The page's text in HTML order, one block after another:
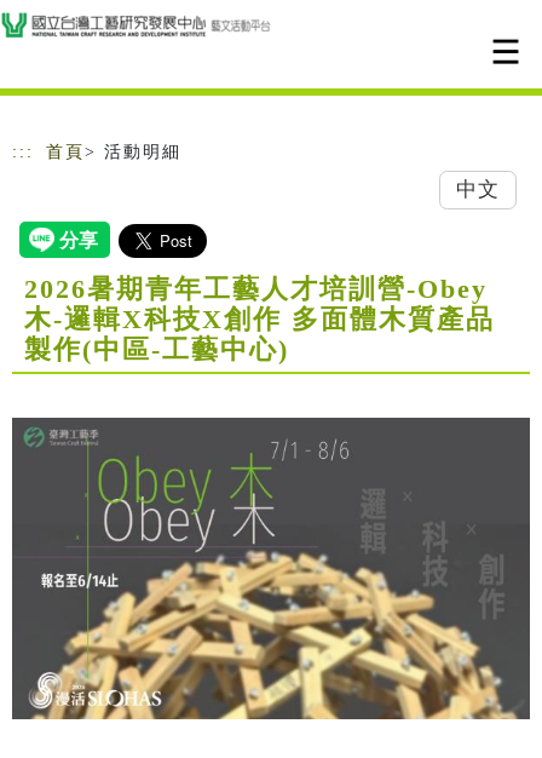
跳到主要內容
網站導覽
::: 首頁 > 活動明細
中文
2026暑期青年工藝人才培訓營-Obey
木-邏輯X科技X創作 多面體木質產品
製作(中區-工藝中心)